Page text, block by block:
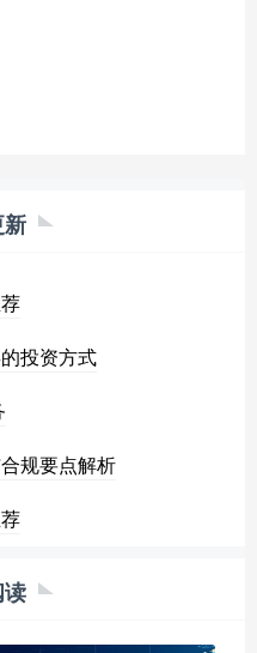
投资方式
规要点解析